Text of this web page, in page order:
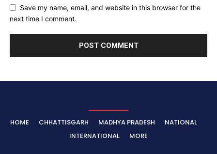
Save my name, email, and website in this browser for the
next time I comment.
HOME CHHATTISGARH MADHYA PRADESH
NATIONAL
INTERNATIONAL
MORE